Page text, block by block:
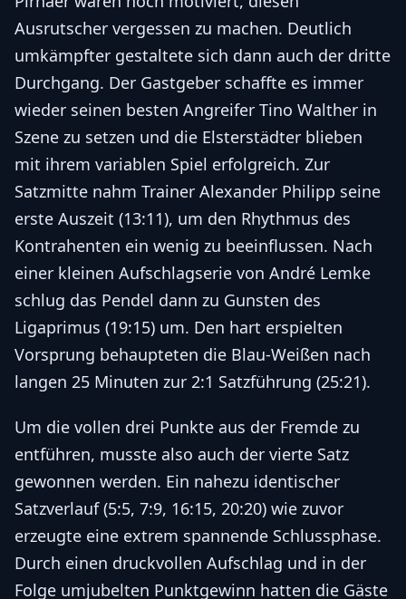
Ausrutscher vergessen zu machen. Deutlich
umkämpfter gestaltete sich dann auch der dritte
Durchgang. Der Gastgeber schaffte es immer
wieder seinen besten Angreifer Tino Walther in
Szene zu setzen und die Elsterstädter blieben
mit ihrem variablen Spiel erfolgreich. Zur
Satzmitte nahm Trainer Alexander Philipp seine
erste Auszeit (13:11), um den Rhythmus des
Kontrahenten ein wenig zu beeinflussen. Nach
einer kleinen Aufschlagserie von André Lemke
schlug das Pendel dann zu Gunsten des
Ligaprimus (19:15) um. Den hart erspielten
Vorsprung behaupteten die Blau-Weißen nach
langen 25 Minuten zur 2:1 Satzführung (25:21).
Um die vollen drei Punkte aus der Fremde zu
entführen, musste also auch der vierte Satz
gewonnen werden. Ein nahezu identischer
Satzverlauf (5:5, 7:9, 16:15, 20:20) wie zuvor
erzeugte eine extrem spannende Schlussphase.
Durch einen druckvollen Aufschlag und in der
Folge umjubelten Punktgewinn hatten die Gäste